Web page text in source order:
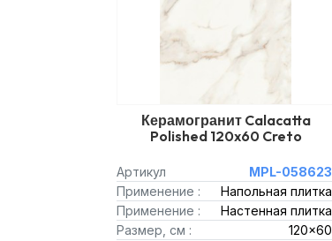
Керамогранит Calacatta
Polished 120x60 Creto
Артикул
MPL-058623
Применение :
Напольная плитка
Применение :
Настенная плитка
Размер, см :
120x60